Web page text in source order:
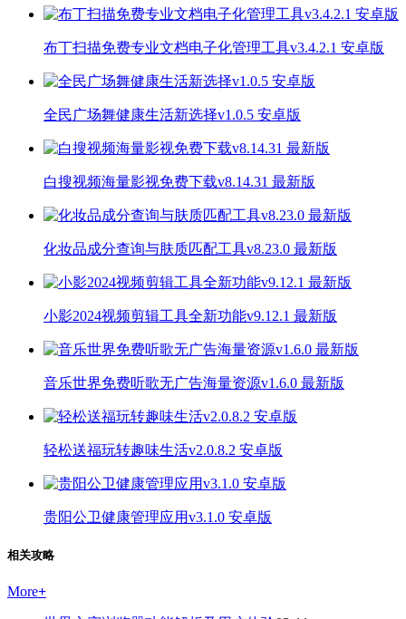
布丁扫描免费专业文档电子化管理工具v3.4.2.1 安卓版
全民广场舞健康生活新选择v1.0.5 安卓版
白搜视频海量影视免费下载v8.14.31 最新版
化妆品成分查询与肤质匹配工具v8.23.0 最新版
小影2024视频剪辑工具全新功能v9.12.1 最新版
音乐世界免费听歌无广告海量资源v1.6.0 最新版
轻松送福玩转趣味生活v2.0.8.2 安卓版
贵阳公卫健康管理应用v3.1.0 安卓版
相关攻略
More+